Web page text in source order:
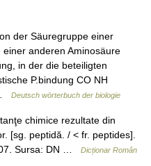
der Säuregruppe einer
anderen Aminosäure
in der die beteiligten
P.bindung CO NH
Deutsch wörterbuch der biologie
chimice rezultate din
[sg. peptidă. / < fr. peptides].
Sursa: DN …
Dicționar Român